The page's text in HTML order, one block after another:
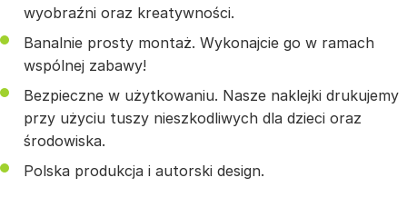
wyobraźni oraz kreatywności.
Banalnie prosty montaż. Wykonajcie go w ramach
wspólnej zabawy!
Bezpieczne w użytkowaniu. Nasze naklejki drukujemy
przy użyciu tuszy nieszkodliwych dla dzieci oraz
środowiska.
Polska produkcja i autorski design.